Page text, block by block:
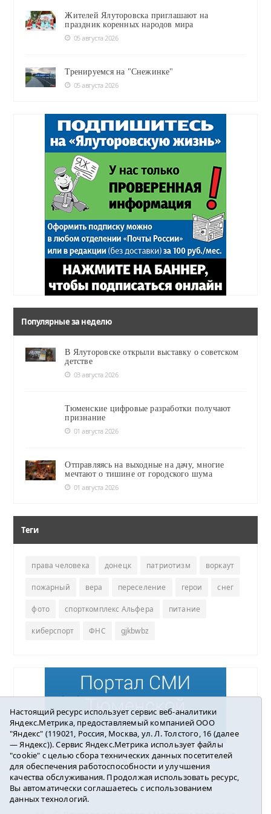
Жителей Ялуторовска приглашают на
праздник коренных народов мира
05 августа 2026
Тренируемся на "Снежинке"
05 августа 2026
Популярные за неделю
В Ялуторовске открыли выставку о советском
детстве
03 августа 2026
Тюменские цифровые разработки получают
признание
01 августа 2026
Отправляясь на выходные на дачу, многие
мечтают о тишине от городского шума
01 августа 2026
Теги
права человека донецк патриотизм воркаут
пожарный вера переселение герои снег
фото спорткомплекс Альфера питание
киберспорт ФНС gjkbwbz
Погода в Ялуторовске
Настоящий ресурс использует сервис веб-аналитики
Яндекс.Метрика, предоставляемый компанией ООО
"Яндекс" (119021, Россия, Москва, ул. Л. Толстого, 16 (далее
— Яндекс)). Сервис Яндекс.Метрика использует файлы
"cookie" с целью сбора технических данных посетителей
для обеспечения работоспособности и улучшения
качества обслуживания. Продолжая использовать ресурс,
Вы автоматически соглашаетесь с использованием
данных технологий.